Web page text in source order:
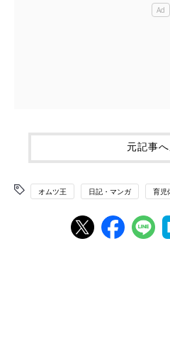
元記事
オムツ王 日記・マンガ 育児